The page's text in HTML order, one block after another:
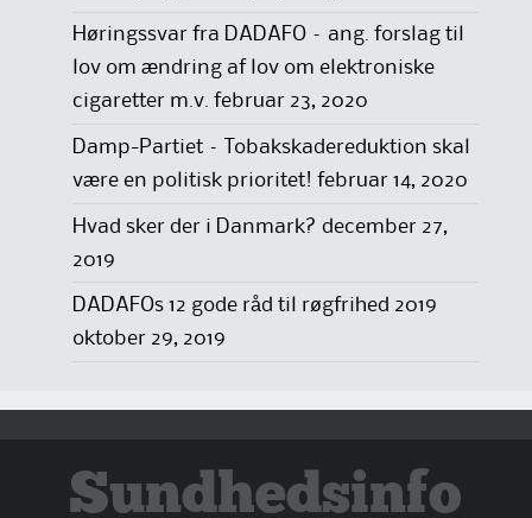
Høringssvar fra DADAFO – ang. forslag til
lov om ændring af lov om elektroniske
cigaretter m.v. februar 23, 2020
Damp-Partiet – Tobakskadereduktion skal
være en politisk prioritet! februar 14, 2020
Hvad sker der i Danmark? december 27,
2019
DADAFOs 12 gode råd til røgfrihed 2019
oktober 29, 2019
Sundhedsinfo